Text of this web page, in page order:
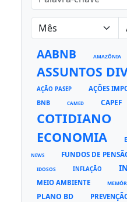
AABNB AMAZÔNIA
ASSUNTOS
AÇÃO PASEP AÇÕES
BNB CAMED CAPEF
COTIDIANO
ECONOMIA
NEWS FUNDOS DE
IDOSOS INFLAÇÃO
MEIO AMBIENTE
PLANO BD